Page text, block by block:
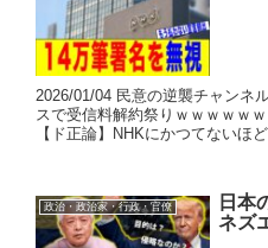
2026/01/04 民意の逆襲チャンネ
スで受信料解約祭りｗｗｗｗｗ
【ド正論】NHKにかつてないほ
政治・政治家・行政・官僚
日本
ネズ